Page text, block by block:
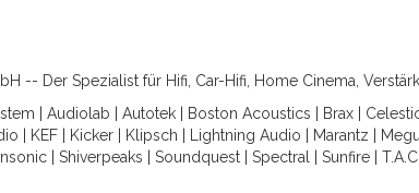
-- Der Spezialist für Hifi, Car-Hifi, Home Cinema,
Audiolab Autotek Boston Acoustics Brax
KEF| Kicker| Klipsch Lightning Audio Marantz
Shiverpeaks Soundquest Spectral Sunfire T.A.C.